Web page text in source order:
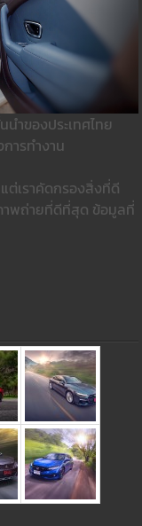
ำของประเทศไทย
ารทำงาน
ต่เราคัดกรองสิ่งที่ดี
าพถ่ายที่ดีที่สุด ข้อมูลที่